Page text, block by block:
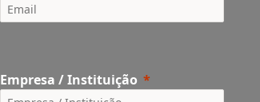
Empresa / Instituição